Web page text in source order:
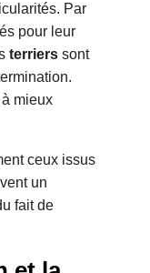
Par
pour leur
terrierssont
mieux
ceux issus
un
fait de